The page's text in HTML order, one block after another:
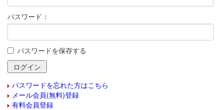
パスワード：
パスワードを保存する
パスワードを忘れた方はこちら
メール会員(無料)登録
有料会員登録